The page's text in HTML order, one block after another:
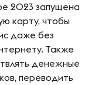
2023 запущена
карту, чтобы
даже без
Также
денежные
переводить